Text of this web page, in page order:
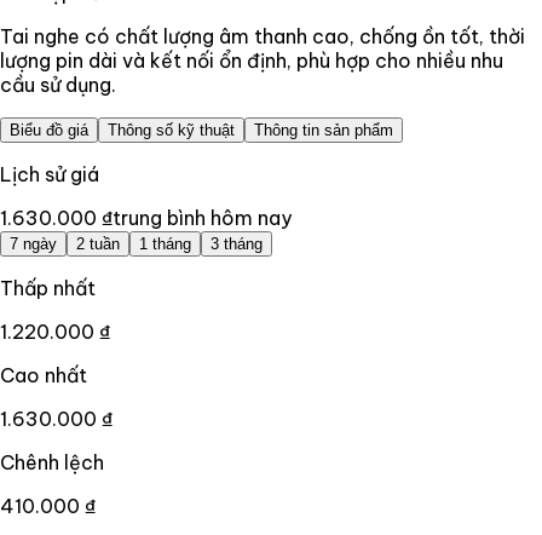
Tai nghe có chất lượng âm thanh cao, chống ồn tốt, thời
lượng pin dài và kết nối ổn định, phù hợp cho nhiều nhu
cầu sử dụng.
Biểu đồ giá Thông số kỹ thuật Thông tin sản phẩm
Lịch sử giá
1.630.000 ₫trung bình hôm nay
7 ngày 2 tuần 1 tháng 3 tháng
Thấp nhất
1.220.000 ₫
Cao nhất
1.630.000 ₫
Chênh lệch
410.000 ₫